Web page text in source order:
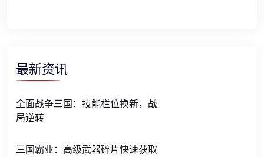
最新资讯
全面战争三国：技能栏位换新，战
局逆转
三国霸业：高级武器碎片快速获取